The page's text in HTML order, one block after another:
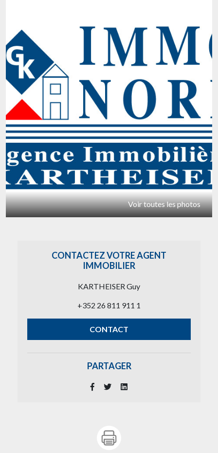
Voir toutes les photos
CONTACTEZ VOTRE AGENT
IMMOBILIER
KARTHEISER Guy
+352 26 811 911 1
CONTACT
PARTAGER